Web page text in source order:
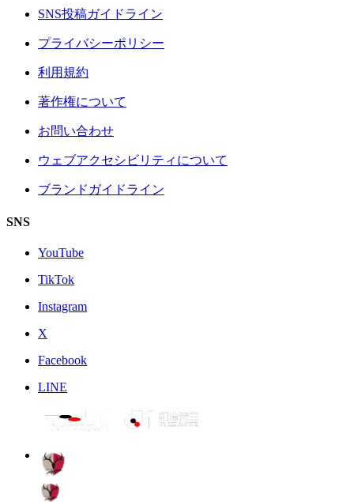
SNS投稿ガイドライン
プライバシーポリシー
利用規約
著作権について
お問い合わせ
ウェブアクセシビリティについて
ブランドガイドライン
SNS
YouTube
TikTok
Instagram
X
Facebook
LINE